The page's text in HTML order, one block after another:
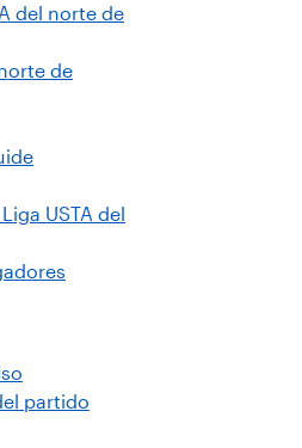
del norte de
de
USTA del
partido